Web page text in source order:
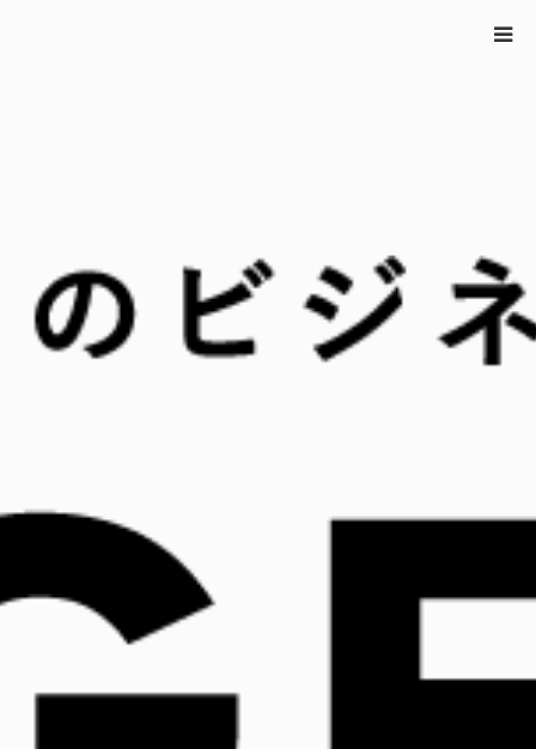
年間約200件の圧倒的メディア露出！
サンコー広報・ekkyに訊く「広報の
極意」
広報・PRパーソンに訊く